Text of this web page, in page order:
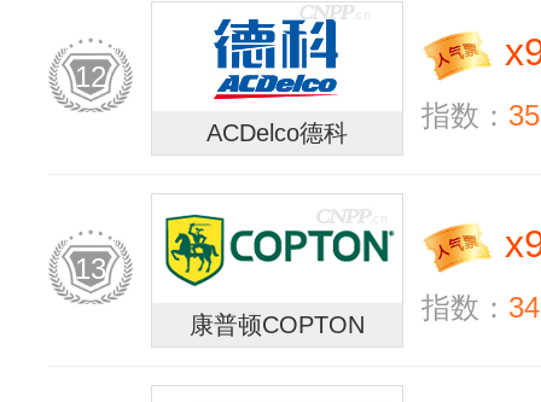
12
ACDelco德科
x
指数：
13
康普顿COPTON
x
指数：